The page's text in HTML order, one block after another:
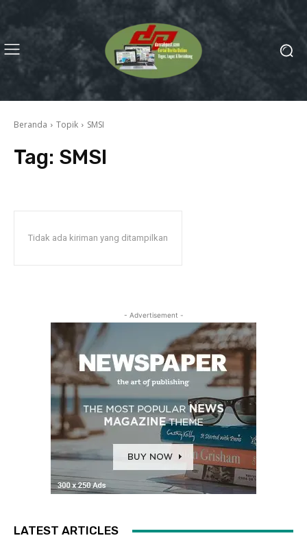
Beranda Topik SMSI
Tag: SMSI
Tidak ada kiriman yang ditampilkan
- Advertisement -
LATEST ARTICLES